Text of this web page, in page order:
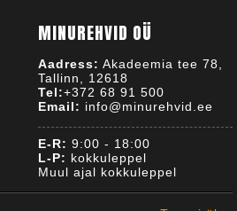
MINUREHVID OÜ
Aadress: Akadeemia tee 78,
Tallinn, 12618
Tel:+372 68 91 500
Email: info@minurehvid.ee
E-R: 9:00 - 18:00
L-P: kokkuleppel
Muul ajal kokkuleppel